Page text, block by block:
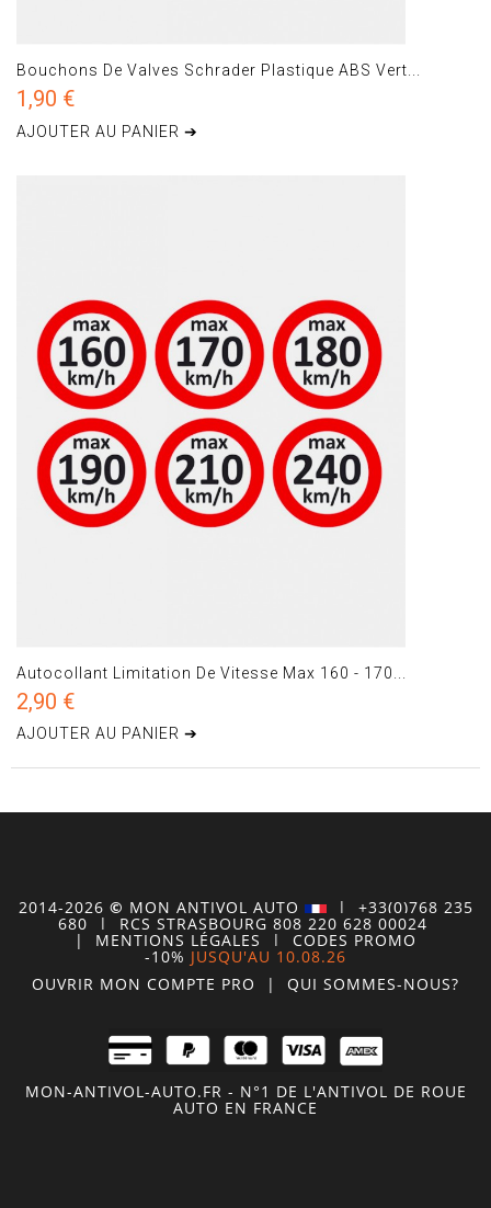
Bouchons De Valves Schrader Plastique ABS Vert...
1,90 €
AJOUTER AU PANIER ➔
Autocollant Limitation De Vitesse Max 160 - 170...
2,90 €
AJOUTER AU PANIER ➔
2014-2026 © MON ANTIVOL AUTO | +33(0)768 235
680 | RCS STRASBOURG 808 220 628 00024
| MENTIONS LÉGALES | CODES PROMO
-10% JUSQU'AU 10.08.26
OUVRIR MON COMPTE PRO | QUI SOMMES-NOUS?
MON-ANTIVOL-AUTO.FR - N°1 DE L'ANTIVOL DE ROUE
AUTO EN FRANCE